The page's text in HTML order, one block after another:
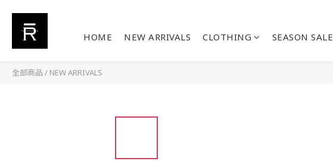
HOME NEW ARRIVALS CLOTHING SEASON SALE
全部商品 / NEW ARRIVALS